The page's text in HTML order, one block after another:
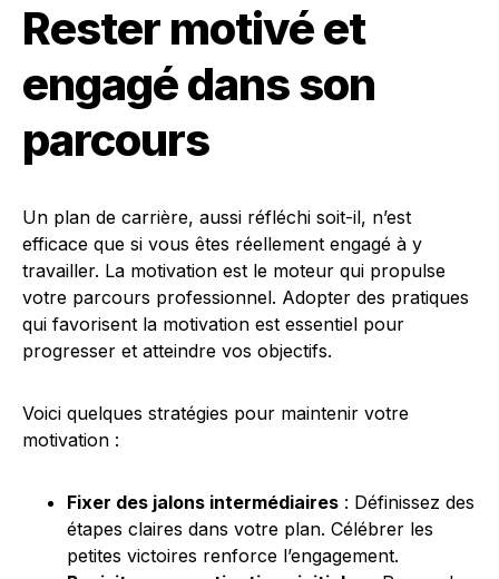
Rester motivé et
engagé dans son
parcours
Un plan de carrière, aussi réfléchi soit-il, n’est
efficace que si vous êtes réellement engagé à y
travailler. La motivation est le moteur qui propulse
votre parcours professionnel. Adopter des pratiques
qui favorisent la motivation est essentiel pour
progresser et atteindre vos objectifs.
Voici quelques stratégies pour maintenir votre
motivation :
Fixer des jalons intermédiaires : Définissez des
étapes claires dans votre plan. Célébrer les
petites victoires renforce l’engagement.